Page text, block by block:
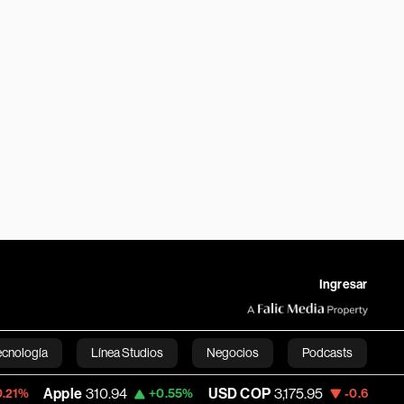
Ingresar
Línea Studios Negocios Podcasts
English
310.94 +0.55% USD COP 3,175.95 -0.63% Tesla